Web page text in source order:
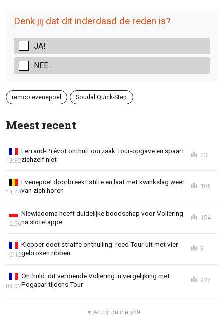
Denk jij dat dit inderdaad de reden is?
JA!
NEE..
remco evenepoel Soudal Quick-Step
Meest recent
Ferrand-Prévot onthult oorzaak Tour-opgave en spaart
zichzelf niet
12:32
73
Evenepoel doorbreekt stilte en laat met kwinkslag weer
van zich horen
11:44
106
Niewiadoma heeft duidelijke boodschap voor Vollering
na slotetappe
10:56
154
Klepper doet straffe onthulling: reed Tour uit met vier
gebroken ribben
10:12
3
Onthuld: dit verdiende Vollering in vergelijking met
Pogacar tijdens Tour
09:02
927
▼ Ad by Refinery89